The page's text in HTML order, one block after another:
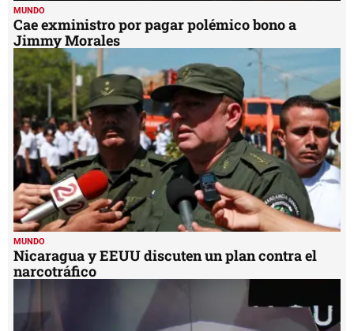
MUNDO
Cae exministro por pagar polémico bono a
Jimmy Morales
MUNDO
Nicaragua y EEUU discuten un plan contra el
narcotráfico